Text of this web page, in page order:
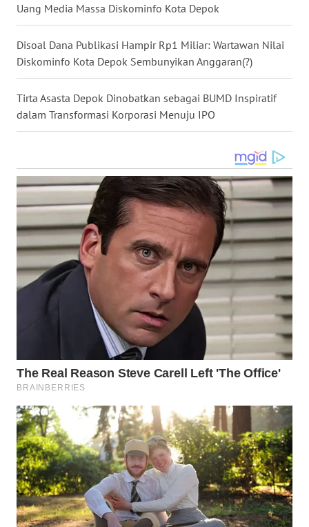
Uang Media Massa Diskominfo Kota Depok
Disoal Dana Publikasi Hampir Rp1 Miliar: Wartawan Nilai
Diskominfo Kota Depok Sembunyikan Anggaran(?)
Tirta Asasta Depok Dinobatkan sebagai BUMD Inspiratif
dalam Transformasi Korporasi Menuju IPO
WN
KARO
WN
WN
TAPANULI
TENGAH
WN DELI
SERDANG
WN
TEBING
PAKPAK
KARAWANG
WN
BEKASI
WN
BOGOR